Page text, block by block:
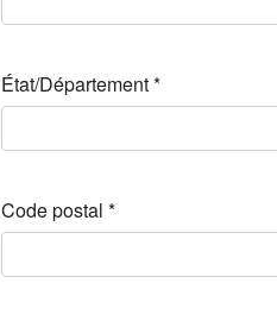
État/Département*
Code postal *